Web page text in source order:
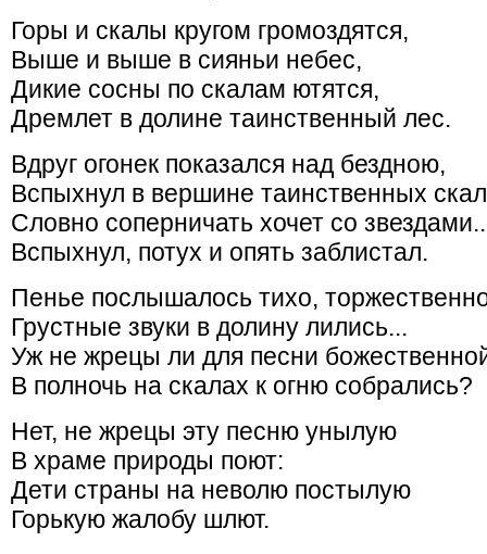
Горы и скалы кругом громоздятся,
Выше и выше в сияньи небес,
Дикие сосны по скалам ютятся,
Дремлет в долине таинственный лес.
Вдруг огонек показался над бездною,
Вспыхнул в вершине таинственных
Словно соперничать хочет со
Вспыхнул, потух и опять заблистал.
Пенье послышалось тихо,
Грустные звуки в долину лились...
Уж не жрецы ли для песни
В полночь на скалах к огню собрались?
Нет, не жрецы эту песню унылую
В храме природы поют:
Дети страны на неволю постылую
Горькую жалобу шлют.